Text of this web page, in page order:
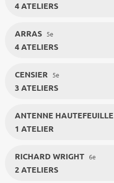
4 ATELIERS
ARRAS 5e
4 ATELIERS
CENSIER 5e
3 ATELIERS
ANTENNE HAUTEFEUILLE
1 ATELIER
RICHARD WRIGHT 6e
2 ATELIERS